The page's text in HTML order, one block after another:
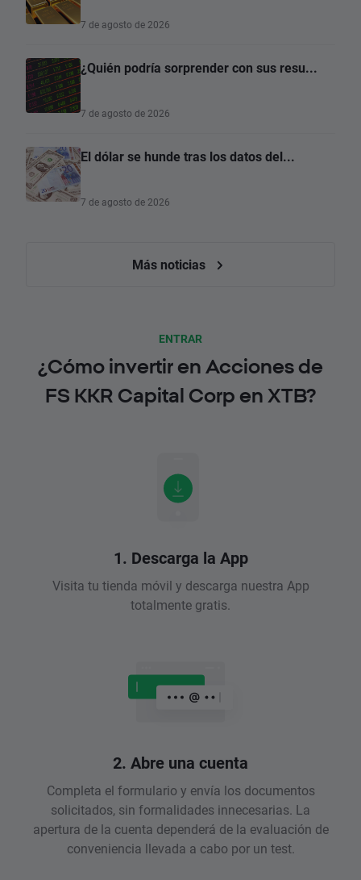
7 de agosto de 2026
¿Quién podría sorprender con sus resu...
7 de agosto de 2026
El dólar se hunde tras los datos del...
7 de agosto de 2026
Más noticias
ENTRAR
¿Cómo invertir en Acciones de
FS KKR Capital Corp en XTB?
1. Descarga la App
Visita tu tienda móvil y descarga nuestra App
totalmente gratis.
2. Abre una cuenta
Completa el formulario y envía los documentos
solicitados, sin formalidades innecesarias. La
apertura de la cuenta dependerá de la evaluación de
conveniencia llevada a cabo por un test.